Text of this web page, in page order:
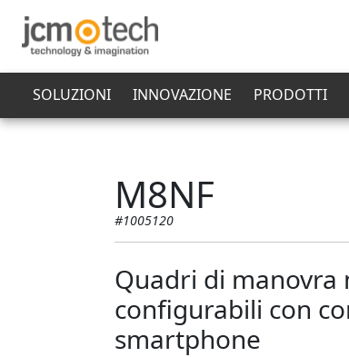
SOLUZIONI INNOVAZIONE PRODOTTI
M8NF
#1005120
Quadri di manovra
configurabili con
smartphone